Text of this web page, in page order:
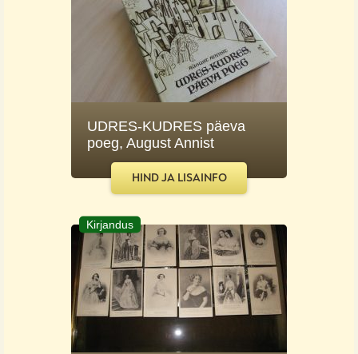
UDRES-KUDRES päeva
poeg, August Annist
HIND JA LISAINFO
Kirjandus